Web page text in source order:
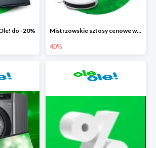
do -20% Mistrzowskie sztosy cenowe w OleOle! do -40%
40%